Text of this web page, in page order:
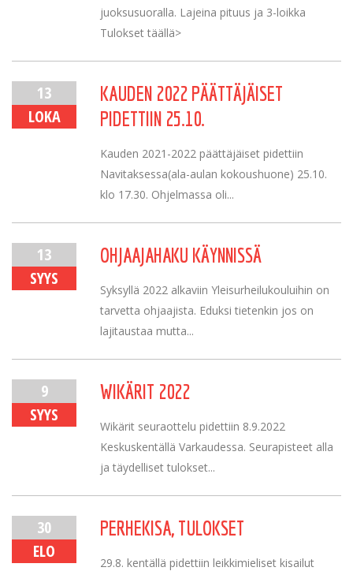
juoksusuoralla. Lajeina pituus ja 3-loikka
Tulokset täällä>
13
LOKA
KAUDEN 2022 PÄÄTTÄJÄISET
PIDETTIIN 25.10.
Kauden 2021-2022 päättäjäiset pidettiin
Navitaksessa(ala-aulan kokoushuone) 25.10.
klo 17.30. Ohjelmassa oli...
13
SYYS
OHJAAJAHAKU KÄYNNISSÄ
Syksyllä 2022 alkaviin Yleisurheilukouluihin on
tarvetta ohjaajista. Eduksi tietenkin jos on
lajitaustaa mutta...
9
SYYS
WIKÄRIT 2022
Wikärit seuraottelu pidettiin 8.9.2022
Keskuskentällä Varkaudessa. Seurapisteet alla
ja täydelliset tulokset...
30
ELO
PERHEKISA, TULOKSET
29.8. kentällä pidettiin leikkimieliset kisailut